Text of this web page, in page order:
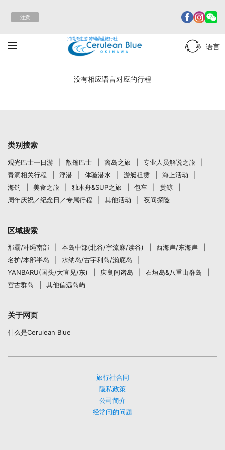
注意
冲绳周边游 冲绳蔚蓝旅行社
语言
没有相应语言对应的行程
类别搜索
观光巴士一日游 敞篷巴士 离岛之旅
专业人员解说之旅
青洞相关行程
浮潜 体验潜水 游艇租赁
海上活动
海钓
美食之旅 独木舟&SUP之旅 包车
赏鲸
周年庆祝／纪念日／专属行程
其他活动 夜间探险
区域搜索
那霸/冲绳南部 本岛中部(北谷/宇流麻/读谷)
西海岸/东海岸
名护/本部半岛
水纳岛/古宇利岛/瀨底岛
YANBARU(国头/大宜见/东)
庆良间诸岛
石垣岛&八重山群岛
宫古群岛
其他偏远岛屿
关于网页
什么是Cerulean Blue
旅行社合同
隐私政策
公司简介
经常问的问题